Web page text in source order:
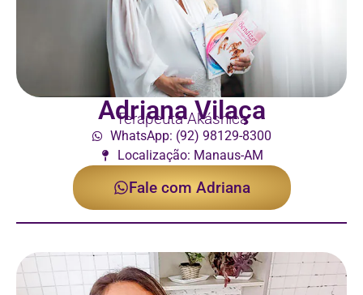
Adriana Vilaça
Terapeuta Akáshica
WhatsApp: (92) 98129-8300
Localização: Manaus-AM
Fale com Adriana